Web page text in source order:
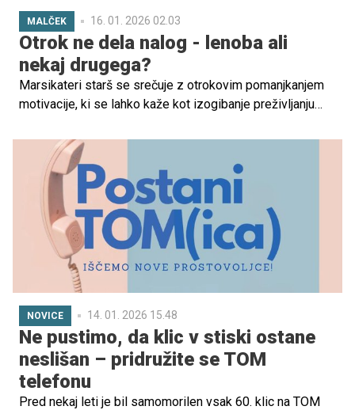
MALČEK 16. 01. 2026 02.03
Otrok ne dela nalog - lenoba ali
nekaj drugega?
Marsikateri starš se srečuje z otrokovim pomanjkanjem
motivacije, ki se lahko kaže kot izogibanje preživljanju
poležavanje za ekrani. Ob tem se lahko sprašujejo: je moj
otrok preprosto len ali se za tem skriva kaj drugega? V
nadaljevanju preverite, kaj se lahko skriva za lenobo,
zakaj se je pomembno izogibati temu izrazu in kako
starši otroku lahko pomagajo.
NOVICE 14. 01. 2026 15.48
Ne pustimo, da klic v stiski ostane
neslišan – pridružite se TOM
telefonu
Pred nekaj leti je bil samomorilen vsak 60. klic na TOM